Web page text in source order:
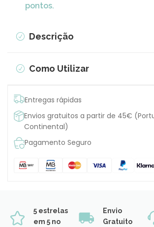
pontos.
Descrição
Como Utilizar
Entregas rápidas
Envios gratuitos a partir de 45€
Continental)
Pagamento Seguro
5 estrelas
em 5 no
Envio
Gratuito